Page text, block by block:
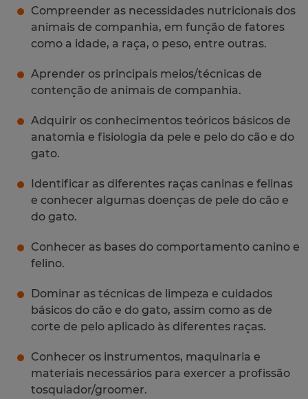
Compreender as necessidades nutricionais dos
animais de companhia, em função de fatores
como a idade, a raça, o peso, entre outras.
Aprender os principais meios/técnicas de
contenção de animais de companhia.
Adquirir os conhecimentos teóricos básicos de
anatomia e fisiologia da pele e pelo do cão e do
gato.
Identificar as diferentes raças caninas e felinas
e conhecer algumas doenças de pele do cão e
do gato.
Conhecer as bases do comportamento canino e
felino.
Dominar as técnicas de limpeza e cuidados
básicos do cão e do gato, assim como as de
corte de pelo aplicado às diferentes raças.
Conhecer os instrumentos, maquinaria e
materiais necessários para exercer a profissão
tosquiador/groomer.